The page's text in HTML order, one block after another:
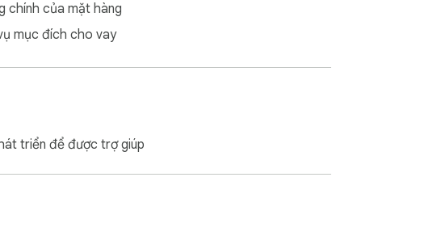
chính của mặt hàng
mục đích cho vay
triển để được trợ giúp